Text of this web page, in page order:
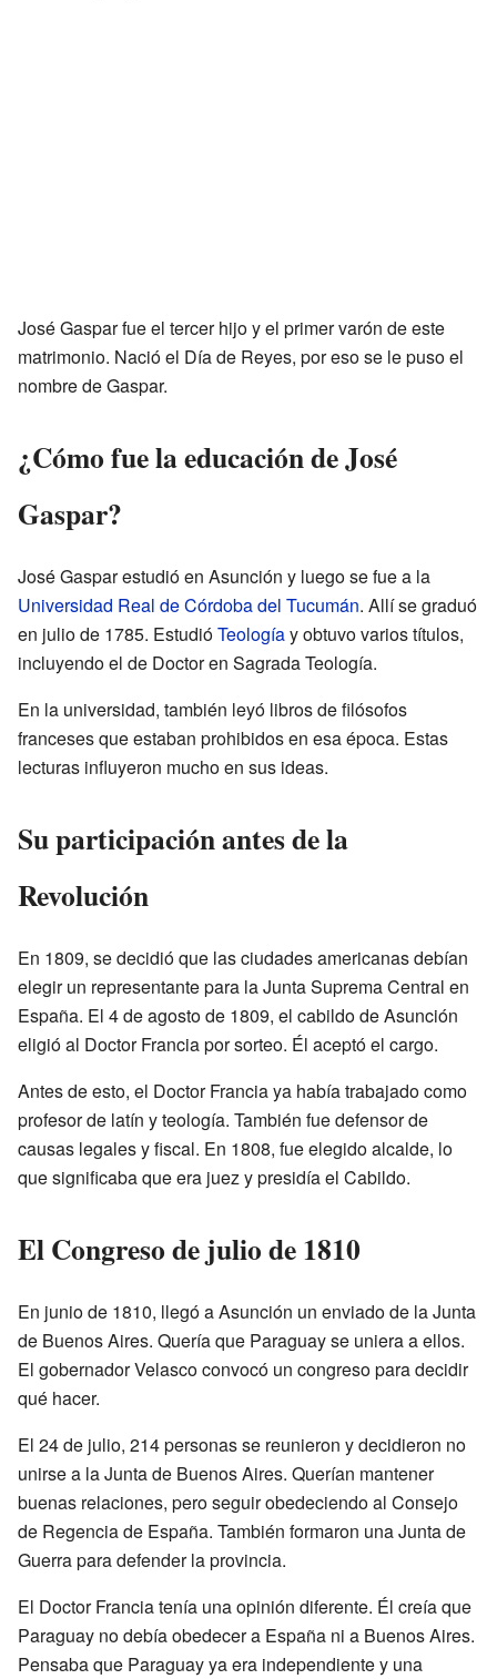
José Gaspar fue el tercer hijo y el primer varón de este
matrimonio. Nació el Día de Reyes, por eso se le puso el
nombre de Gaspar.
¿Cómo fue la educación de José
Gaspar?
José Gaspar estudió en Asunción y luego se fue a la
Universidad Real de Córdoba del Tucumán. Allí se graduó
en julio de 1785. EstudióTeologíay obtuvo varios títulos,
incluyendo el de Doctor en Sagrada Teología.
En la universidad, también leyó libros de filósofos
franceses que estaban prohibidos en esa época. Estas
lecturas influyeron mucho en sus ideas.
Su participación antes de la
Revolución
En 1809, se decidió que las ciudades americanas debían
elegir un representante para la Junta Suprema Central en
España. El 4 de agosto de 1809, el cabildo de Asunción
eligió al Doctor Francia por sorteo. Él aceptó el cargo.
Antes de esto, el Doctor Francia ya había trabajado como
profesor de latín y teología. También fue defensor de
causas legales y fiscal. En 1808, fue elegido alcalde, lo
que significaba que era juez y presidía el Cabildo.
El Congreso de julio de 1810
En junio de 1810, llegó a Asunción un enviado de la Junta
de Buenos Aires. Quería que Paraguay se uniera a ellos.
El gobernador Velasco convocó un congreso para decidir
qué hacer.
El 24 de julio, 214 personas se reunieron y decidieron no
unirse a la Junta de Buenos Aires. Querían mantener
buenas relaciones, pero seguir obedeciendo al Consejo
de Regencia de España. También formaron una Junta de
Guerra para defender la provincia.
El Doctor Francia tenía una opinión diferente. Él creía que
Paraguay no debía obedecer a España ni a Buenos Aires.
Pensaba que Paraguay ya era independiente y una